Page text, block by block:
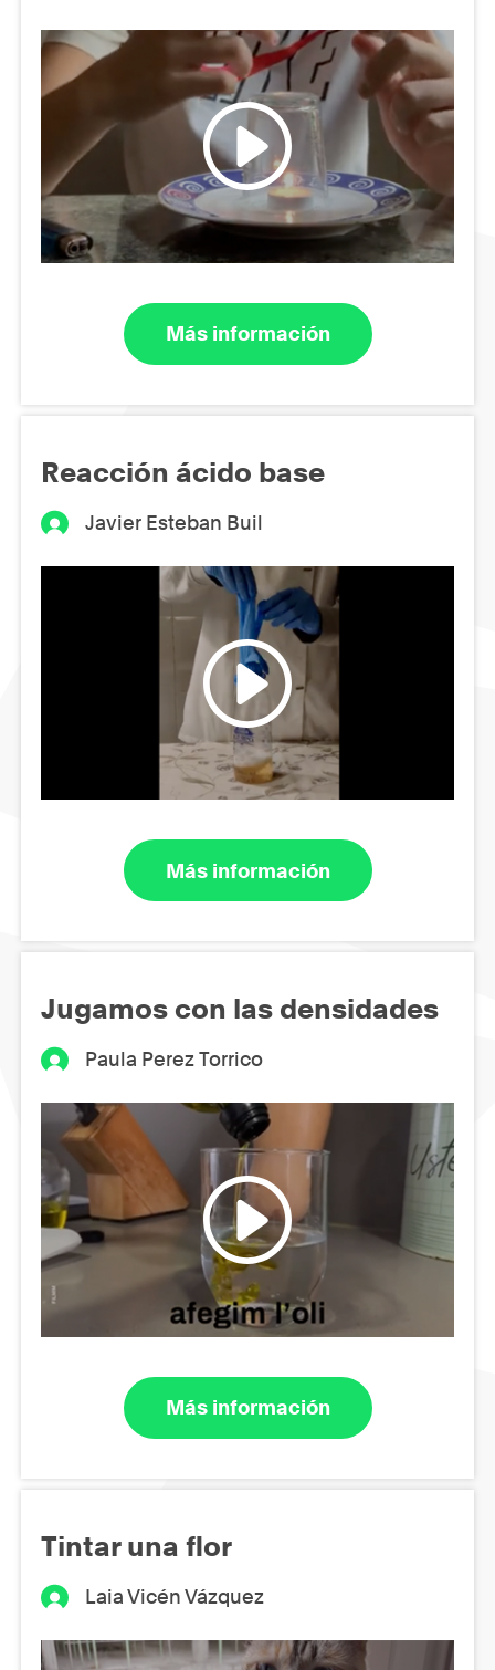
Más información
Reacción ácido base
Javier Esteban Buil
Más información
Jugamos con las densidades
Paula Perez Torrico
Más información
Tintar una flor
Laia Vicén Vázquez